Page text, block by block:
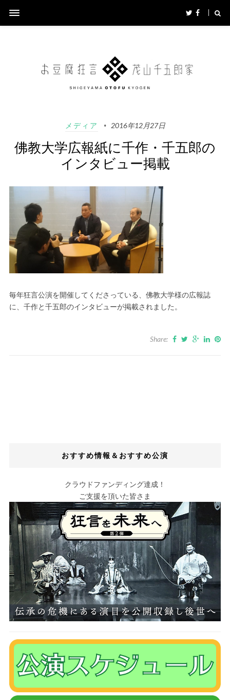
メディア 2016年12月27日
佛教大学広報紙に千作・千五郎の
インタビュー掲載
毎年狂言公演を開催してくださっている、佛教大学様の広報誌
に、千作と千五郎のインタビューが掲載されました。
Share:
おすすめ情報＆おすすめ公演
クラウドファンディング達成！
ご支援を頂いた皆さま